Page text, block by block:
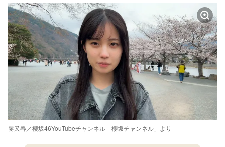
勝又春／櫻坂46YouTubeチャンネル「櫻坂チャンネル」より